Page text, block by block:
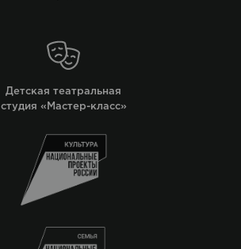
Детская театральная
студия «Мастер-класс»